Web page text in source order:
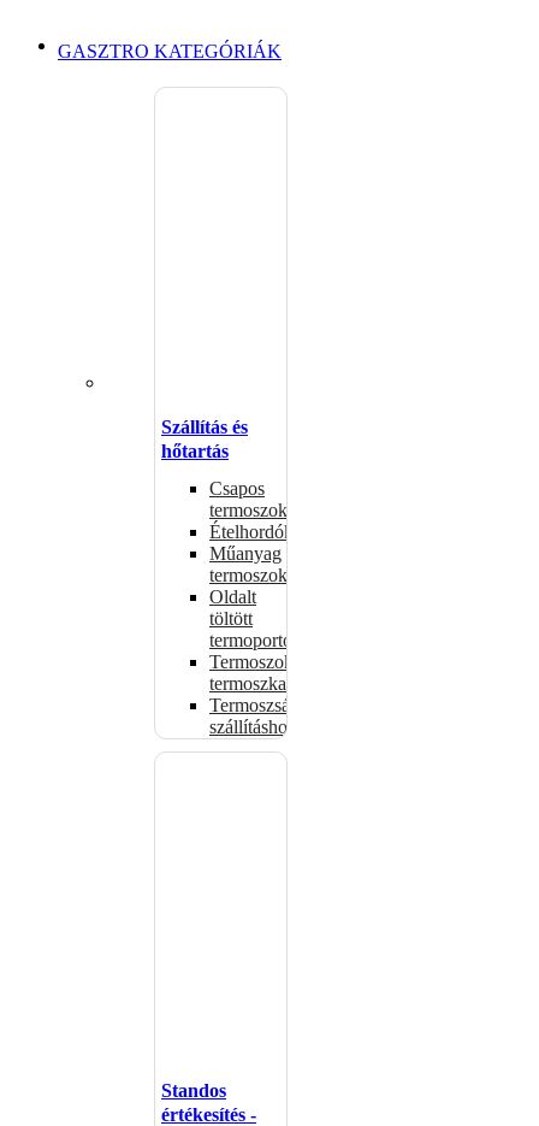
GASZTRO KATEGÓRIÁK
Szállítás és
hőtartás
Csapos
termoszok
Ételhordók
Műanyag
termoszok
Oldalt
töltött
termoportok
Termoszok,
termoszkannák
Termoszsákok
szállításhoz
Standos
értékesítés -